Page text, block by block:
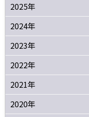
2025年
2024年
2023年
2022年
2021年
2020年